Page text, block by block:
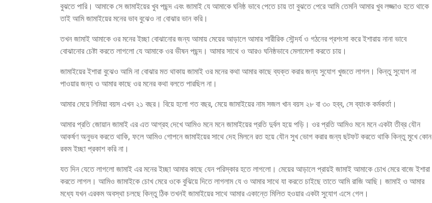
বুঝতে পারি। আমাকে সে জামাইয়ের খুব পছন্দ এবং জামাই যে আমাকে ঘনিষ্ঠ ভাবে পেতে চায় তা বুঝতে পেরে আমি তেমনি আমার খুব লজ্জাও হতে থাকে
তাই আমি জামাইয়ের মনের ভাব বুঝেও না বোঝার ভান করি।
তখন জামাই আমাকে ওর মনের ইচ্ছা বোঝানোর জন্য আমায় মেয়ের আড়ালে আমার শারীরিক সৌন্দর্য ও গঠনের প্রশংসা করে ইশারায় নানা ভাবে
বোঝানোর চেষ্টা করতে লাগলো যে আমাকে ওর ভীষন পছন্দ। আমার সাথে ও আরও ঘনিষ্ঠভাবে মেলামেশা করতে চায়।
জামাইয়ের ইশারা বুঝেও আমি না বোঝার মত থাকায় জামাই ওর মনের কথা আমার কাছে ব্যক্ত করার জন্য সুযোগ খুজতে লাগল। কিন্তু সুযোগ না
পাওয়ার জন্য ও আমার কাছে ওর মনের কথা বলতে পারছিল না।
আমার মেয়ে লিমিয়া বয়স এখন ২১ বছর। বিয়ে হলো গত বছর, মেয়ে জামাইয়ের নাম সজল খান বয়স ২৮ বা ৩০ হব্ব, সে ব্যাংক কর্মকর্তা।
আমার প্রতি জোয়ান জামাই এর এত আগ্রহ দেখে আমিও মনে মনে জামাইয়ের প্রতি দুর্বল হয়ে পড়ি। ওর প্রতি আমিও মনে মনে একটা তীব্র যৌন
আকর্ষণ অনুভব করতে থাকি, ফলে আমিও গোপনে জামাইয়ের সাথে দেহ মিলনে রত হয়ে যৌন সুখ ভোগ করার জন্য ছটফট করতে থাকি কিন্তু মুখে কোন
রকম ইচ্ছা প্রকাশ করি না।
যত দিন যেতে লাগলো জামাই এর মনের ইচ্ছা আমার কাছে যেন পরিস্কার হতে লাগলো। মেয়ের আড়ালে প্রায়ই জামাই আমাকে চোখ মেরে বাজে ইশারা
করতে লাগল। আমিও জামাইকে চোখ মেরে ওকে বুঝিয়ে দিতে লাগলাম যে ও আমার সাথে যা করতে চাইছে তাতে আমি রাজি আছি। জামাই ও আমার
মধ্যে যখন এরকম অবস্থা চলছে কিন্তু ঠিক তখনই জামাইয়ের সাথে আমার একান্তে মিলিত হওয়ার একটা সুযোগ এসে গেল।